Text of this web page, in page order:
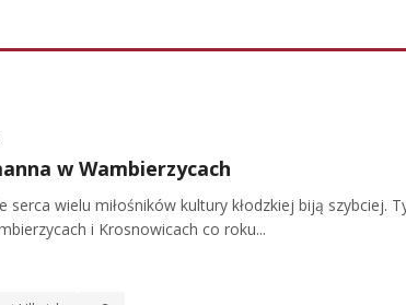
w Wambierzycach
serca wielu miłośników kultury kłodzkiej biją szybciej.
i Krosnowicach co roku...